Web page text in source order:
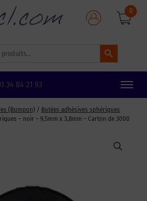
Search Button
0
34 84 21 93
Toggle
(Bumpon) / Butées adhésives sphériques
– noir – 9,5mm x 3,8mm – Carton de 3000